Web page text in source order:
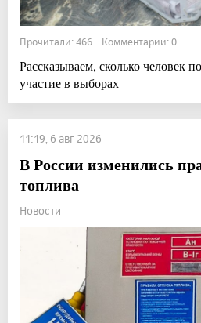
Прочитали: 466 Комментарии: 0
Рассказываем, сколько человек
участие в выборах
11:19, 6 авг 2026
В России изменились
топлива
Новости